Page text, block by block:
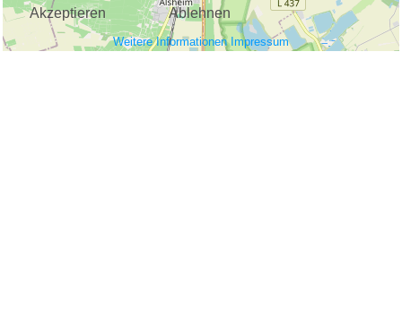
Akzeptieren Ablehnen
Weitere Informationen Impressum